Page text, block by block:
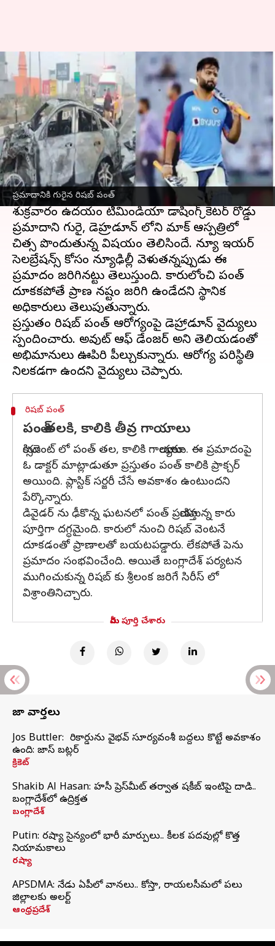
ప్రమాదానికి గురైన రిషబ్ పంత్
రిషబ్ పంత్ ఊపిరి నిలబడింది
వ్రాసిన వారు Jayachandra Akuri Dec 30, 2022 02:09 pm
ఈ వార్తాకథనం ఏంటి
క్రికెటర్లు, క్రికెట్ అభిమానులు రిషబ్ పంత్ యాక్సిడెంట్
వార్తపై తీవ్ర దిగ్భ్రాంతికి గురయ్యారు. త్వరగా
కోలుకోవాలని అభిమానులు సోషల్ మీడియాలో
మెసేజ్ లు చేస్తున్నారు.
శుక్రవారం ఉదయం టీమిండియా డాషింగ్ క్రికెటర్ రోడ్డు
ప్రమాదానికి గురై, డెహ్రడూన్ లోని మాక్ ఆస్పత్రిలో
చికిత్స పొందుతున్న విషయం తెలిసిందే. న్యూ ఇయర్
సెలబ్రేషన్స్ కోసం న్యూఢిల్లీకి వెళుతన్నప్పుడు ఈ
ప్రమాదం జరిగినట్టు తెలుస్తుంది. కారులోంచి పంత్
దూకకపోతే ప్రాణ నష్టం జరిగి ఉండేదని స్థానిక
అధికారులు తెలుపుతున్నారు.
ప్రస్తుతం రిషబ్ పంత్ ఆరోగ్యంపై డెహ్రాడూన్ వైద్యులు
స్పందించారు. అవుట్ ఆఫ్ డేంజర్ అని తెలియడంతో
అభిమానులు ఊపిరి పీల్చుకున్నారు. ఆరోగ్య పరిస్థితి
రిషబ్ పంత్
పంత్ తలకి, కాలికి తీవ్ర గాయాలు
యాక్సిడెంట్ లో పంత్ తల, కాలికి గాయాలయ్యాయి. ఈ ప్రమాదంపై
ఓ డాక్టర్ మాట్లాడుతూ ప్రస్తుతం పంత్ కాలికి ప్రాక్చర్
అయింది. ప్లాస్టిక్ సర్జరీ చేసే అవకాశం ఉంటుందని
పేర్కొన్నారు.
డివైడర్ ను ఢీకొన్న ఘటనలో పంత్ ప్రయాణిస్తున్న కారు
పూర్తిగా దగ్ధమైంది. కారులో నుంచి రిషబ్ వెంటనే
దూకడంతో ప్రాణాలతో బయటపడ్డారు. లేకపోతే పెను
ప్రమాదం సంభవించేంది. అయితే బంగ్లాదేశ్ పర్యటన
ముగించుకున్న రిషబ్ కు శ్రీలంక జరిగే సిరీస్ లో
విశ్రాంతినిచ్చారు.
మీరు పూర్తి చేశారు
తాజా వార్తలు
Jos Buttler: నా రికార్డును వైభవ్ సూర్యవంశీ బద్దలు కొట్టే అవకాశం
ఉంది: జాస్ బట్లర్
క్రికెట్
Shakib Al Hasan: హసీనా ప్రెస్‌మీట్‌ తర్వాత షకీబ్‌ ఇంటిపై దాడి..
బంగ్లాదేశ్‌లో ఉద్రిక్తత
బంగ్లాదేశ్
Putin: రష్యా సైన్యంలో భారీ మార్పులు.. కీలక పదవుల్లో కొత్త
నియామకాలు
రష్యా
APSDMA: నేడు ఏపీలో వానలు.. కోస్తా, రాయలసీమలో పలు
జిల్లాలకు అలర్ట్
ఆంధ్రప్రదేశ్